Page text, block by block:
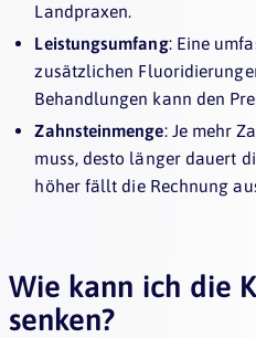
Landpraxen.
Leistungsumfang: Eine
zusätzlichen
Behandlungen kann den
Zahnsteinmenge: Je mehr
muss, desto länger dauert
höher fällt die Rechnung
Wie kann ich die
senken?